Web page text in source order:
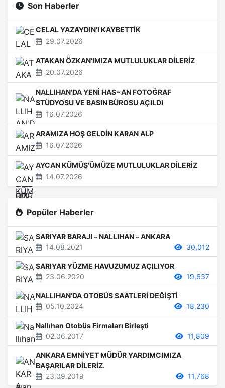
Son Haberler
CELAL YAZAYDIN'I KAYBETTİK
29.07.2026
ATAKAN ÖZKAN'IMIZA MUTLULUKLAR DİLERİZ
20.07.2026
NALLIHAN'DA YENİ HAS~AN FOTOĞRAF
STÜDYOSU VE BASIN BÜROSU AÇILDI
16.07.2026
ARAMIZA HOŞ GELDİN KARAN ALP
16.07.2026
AYCAN KÜMÜŞ'ÜMÜZE MUTLULUKLAR DİLERİZ
14.07.2026
Popüler Haberler
SARIYAR BARAJI – NALLIHAN – ANKARA
14.08.2021
30,012
SARIYAR YÜZME HAVUZUMUZ AÇILIYOR
23.06.2020
19,637
NALLIHAN'DA OTOBÜS SAATLERİ DEĞİŞTİ
05.10.2024
18,230
Nallıhan Otobüs Firmaları Birleşti
02.06.2017
11,809
ANKARA EMNİYET MÜDÜR YARDIMCIMIZA
BAŞARILAR DİLERİZ.
23.09.2019
11,768